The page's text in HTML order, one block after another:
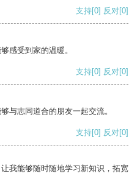
支持[0] 反对[0]
感受到家的温暖。
支持[0] 反对[0]
与志同道合的朋友一起交流。
支持[0] 反对[0]
我能够随时随地学习新知识，拓宽